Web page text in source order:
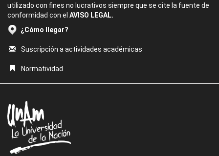
utilizado con fines no lucrativos siempre que se cite la fuente de
conformidad con el AVISO LEGAL.
¿Cómo llegar?
Suscripción a actividades académicas
Normatividad